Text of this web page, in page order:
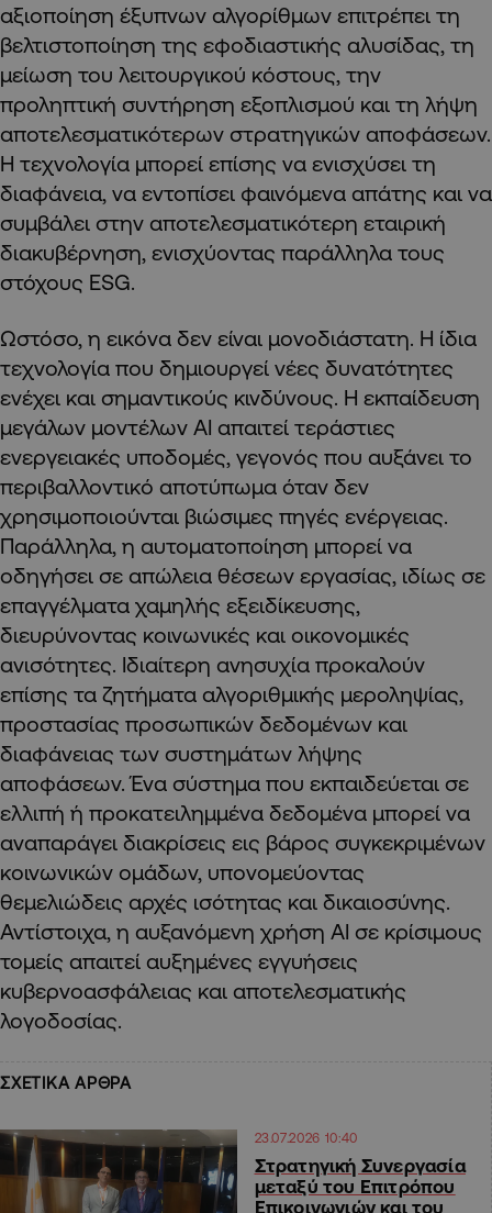
αξιοποίηση έξυπνων αλγορίθμων επιτρέπει τη
βελτιστοποίηση της εφοδιαστικής αλυσίδας, τη
μείωση του λειτουργικού κόστους, την
προληπτική συντήρηση εξοπλισμού και τη λήψη
αποτελεσματικότερων στρατηγικών αποφάσεων.
Η τεχνολογία μπορεί επίσης να ενισχύσει τη
διαφάνεια, να εντοπίσει φαινόμενα απάτης και να
συμβάλει στην αποτελεσματικότερη εταιρική
διακυβέρνηση, ενισχύοντας παράλληλα τους
στόχους ESG.
Ωστόσο, η εικόνα δεν είναι μονοδιάστατη. Η ίδια
τεχνολογία που δημιουργεί νέες δυνατότητες
ενέχει και σημαντικούς κινδύνους. Η εκπαίδευση
μεγάλων μοντέλων AI απαιτεί τεράστιες
ενεργειακές υποδομές, γεγονός που αυξάνει το
περιβαλλοντικό αποτύπωμα όταν δεν
χρησιμοποιούνται βιώσιμες πηγές ενέργειας.
Παράλληλα, η αυτοματοποίηση μπορεί να
οδηγήσει σε απώλεια θέσεων εργασίας, ιδίως σε
επαγγέλματα χαμηλής εξειδίκευσης,
διευρύνοντας κοινωνικές και οικονομικές
ανισότητες. Ιδιαίτερη ανησυχία προκαλούν
επίσης τα ζητήματα αλγοριθμικής μεροληψίας,
προστασίας προσωπικών δεδομένων και
διαφάνειας των συστημάτων λήψης
αποφάσεων. Ένα σύστημα που εκπαιδεύεται σε
ελλιπή ή προκατειλημμένα δεδομένα μπορεί να
αναπαράγει διακρίσεις εις βάρος συγκεκριμένων
κοινωνικών ομάδων, υπονομεύοντας
θεμελιώδεις αρχές ισότητας και δικαιοσύνης.
Αντίστοιχα, η αυξανόμενη χρήση AI σε κρίσιμους
τομείς απαιτεί αυξημένες εγγυήσεις
κυβερνοασφάλειας και αποτελεσματικής
λογοδοσίας.
ΣΧΕΤΙΚΑ ΑΡΘΡΑ
23.07.2026 10:40
Στρατηγική Συνεργασία
μεταξύ του Επιτρόπου
Επικοινωνιών και του